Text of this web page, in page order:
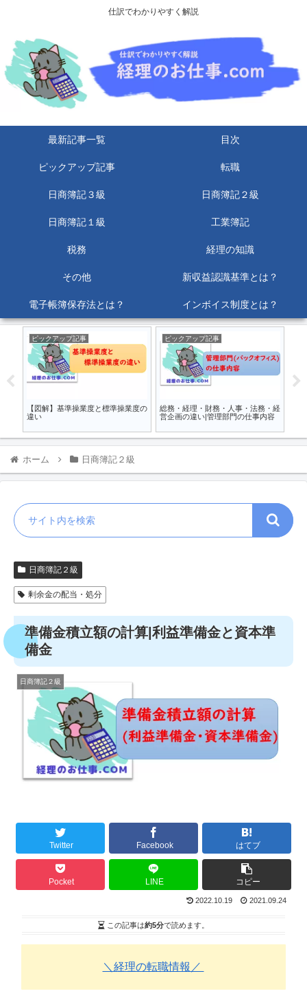
仕訳でわかりやすく解説
最新記事一覧 目次
ピックアップ記事 転職
日商簿記３級 日商簿記２級
日商簿記１級 工業簿記
税務 経理の知識
その他 新収益認識基準とは？
電子帳簿保存法とは？ インボイス制度とは？
ピックアップ記事
【図解】基準操業度と標準操業度の
違い
ピックアップ記事
総務・経理・財務・人事・法務・経
営企画の違い|管理部門の仕事内容
ホーム 日商簿記２級
日商簿記２級
剰余金の配当・処分
準備金積立額の計算|利益準備金と資本準
備金
日商簿記２級
Twitter Facebook はてブ
Pocket LINE コピー
2022.10.19 2021.09.24
この記事は約5分で読めます。
＼経理の転職情報／